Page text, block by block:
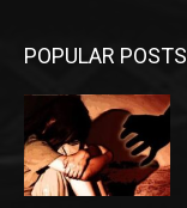
POPULAR POSTS